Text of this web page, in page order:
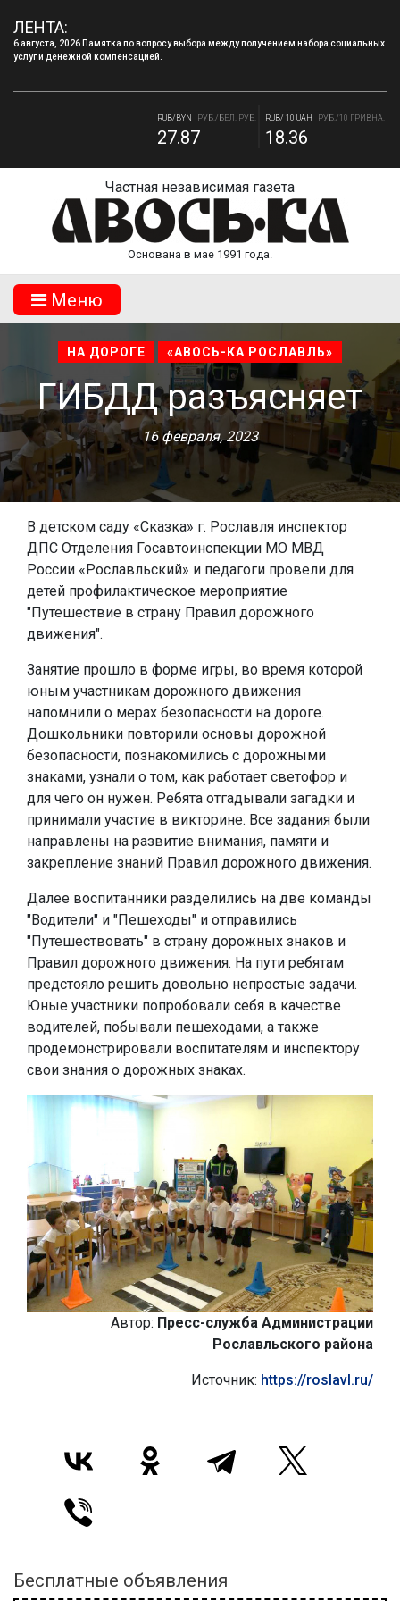
ЛЕНТА:
6 августа, 2026 Памятка по вопросу выбора между получением набора социальных
услуг и денежной компенсацией.
RUB/BYN РУБ./БЕЛ. РУБ.
27.87
RUB/ 10 UAH РУБ./10 ГРИВНА.
18.36
82.17 94.84
Частная независимая газета
Основана в мае 1991 года.
Mеню
НА ДОРОГЕ «АВОСЬ-КА РОСЛАВЛЬ»
ГИБДД разъясняет
16 февраля, 2023
В детском саду «Сказка» г. Рославля инспектор
ДПС Отделения Госавтоинспекции МО МВД
России «Рославльский» и педагоги провели для
детей профилактическое мероприятие
"Путешествие в страну Правил дорожного
движения".
Занятие прошло в форме игры, во время которой
юным участникам дорожного движения
напомнили о мерах безопасности на дороге.
Дошкольники повторили основы дорожной
безопасности, познакомились с дорожными
знаками, узнали о том, как работает светофор и
для чего он нужен. Ребята отгадывали загадки и
принимали участие в викторине. Все задания были
направлены на развитие внимания, памяти и
закрепление знаний Правил дорожного движения.
Далее воспитанники разделились на две команды
"Водители" и "Пешеходы" и отправились
"Путешествовать" в страну дорожных знаков и
Правил дорожного движения. На пути ребятам
предстояло решить довольно непростые задачи.
Юные участники попробовали себя в качестве
водителей, побывали пешеходами, а также
продемонстрировали воспитателям и инспектору
свои знания о дорожных знаках.
Автор: Пресс-служба Администрации
Рославльского района
Источник: https://roslavl.ru/
Бесплатные объявления